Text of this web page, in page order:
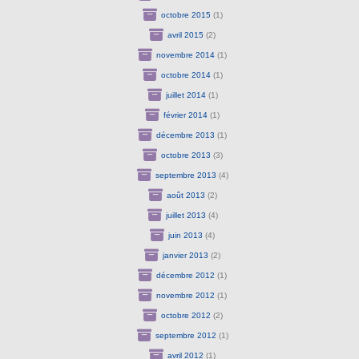
octobre 2015 (1)
avril 2015 (2)
novembre 2014 (1)
octobre 2014(1)
juillet 2014(1)
février 2014 (1)
décembre 2013 (1)
octobre 2013 (3)
septembre 2013 (4)
août 2013 (2)
juillet 2013 (4)
juin 2013 (4)
janvier 2013 (2)
décembre 2012 (1)
novembre 2012 (1)
octobre 2012 (2)
septembre 2012 (1)
avril 2012 (1)